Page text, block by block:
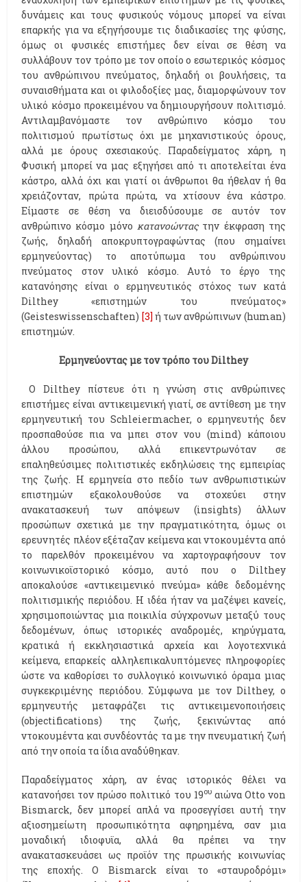
δυνάμεις και τους φυσικούς νόμους μπορεί να είναι
επαρκής για να εξηγήσουμε τις διαδικασίες της φύσης,
όμως οι φυσικές επιστήμες δεν είναι σε θέση να
συλλάβουν τον τρόπο με τον οποίο ο εσωτερικός κόσμος
του ανθρώπινου πνεύματος, δηλαδή οι βουλήσεις, τα
συναισθήματα και οι φιλοδοξίες μας, διαμορφώνουν τον
υλικό κόσμο προκειμένου να δημιουργήσουν πολιτισμό.
Αντιλαμβανόμαστε τον ανθρώπινο κόσμο του
πολιτισμού πρωτίστως όχι με μηχανιστικούς όρους,
αλλά με όρους σχεσιακούς. Παραδείγματος χάρη, η
Φυσική μπορεί να μας εξηγήσει από τι αποτελείται ένα
κάστρο, αλλά όχι και γιατί οι άνθρωποι θα ήθελαν ή θα
χρειάζονταν, πρώτα πρώτα, να χτίσουν ένα κάστρο.
Είμαστε σε θέση να διεισδύσουμε σε αυτόν τον
ανθρώπινο κόσμο μόνο κατανοώντας την έκφραση της
ζωής, δηλαδή αποκρυπτογραφώντας (που σημαίνει
ερμηνεύοντας) το αποτύπωμα του ανθρώπινου
πνεύματος στον υλικό κόσμο. Αυτό το έργο της
κατανόησης είναι ο ερμηνευτικός στόχος των κατά
Dilthey «επιστημών του πνεύματος»
(Geisteswissenschaften) [3] ή των ανθρώπινων (human)
επιστημών.
Ερμηνεύοντας με τον τρόπο τουDilthey
Ο Dilthey πίστευε ότι η γνώση στις ανθρώπινες
επιστήμες είναι αντικειμενική γιατί, σε αντίθεση με την
ερμηνευτική του Schleiermacher, ο ερμηνευτής δεν
προσπαθούσε πια να μπει στον νου (mind) κάποιου
άλλου προσώπου, αλλά επικεντρωνόταν σε
επαληθεύσιμες πολιτιστικές εκδηλώσεις της εμπειρίας
της ζωής. Η ερμηνεία στο πεδίο των ανθρωπιστικών
επιστημών εξακολουθούσε να στοχεύει στην
ανακατασκευή των απόψεων (insights) άλλων
προσώπων σχετικά με την πραγματικότητα, όμως οι
ερευνητές πλέον εξέταζαν κείμενα και ντοκουμέντα από
το παρελθόν προκειμένου να χαρτογραφήσουν τον
κοινωνικοϊστορικό κόσμο, αυτό που ο Dilthey
αποκαλούσε «αντικειμενικό πνεύμα» κάθε δεδομένης
πολιτισμικής περιόδου. Η ιδέα ήταν να μαζέψει κανείς,
χρησιμοποιώντας μια ποικιλία σύγχρονων μεταξύ τους
δεδομένων, όπως ιστορικές αναδρομές, κηρύγματα,
κρατικά ή εκκλησιαστικά αρχεία και λογοτεχνικά
κείμενα, επαρκείς αλληλεπικαλυπτόμενες πληροφορίες
ώστε να καθορίσει το συλλογικό κοινωνικό όραμα μιας
συγκεκριμένης περιόδου. Σύμφωνα με τον Dilthey, ο
ερμηνευτής μεταφράζει τις αντικειμενοποιήσεις
(objectifications) της ζωής, ξεκινώντας από
ντοκουμέντα και συνδέοντάς τα με την πνευματική ζωή
από την οποία τα ίδια αναδύθηκαν.
Παραδείγματος χάρη, αν ένας ιστορικός θέλει να
κατανοήσει τον πρώσο πολιτικό του 19ουαιώνα Otto von
Bismarck, δεν μπορεί απλά να προσεγγίσει αυτή την
αξιοσημείωτη προσωπικότητα αφηρημένα, σαν μια
μοναδική ιδιοφυϊα, αλλά θα πρέπει να την
ανακατασκευάσει ως προϊόν της πρωσικής κοινωνίας
της εποχής. Ο Bismarck είναι το «σταυροδρόμι»